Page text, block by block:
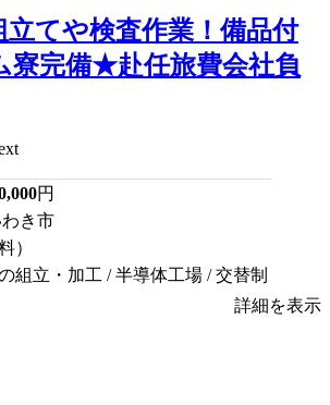
立てや検査作業！備品付
寮完備★赴任旅費会社負
円
き市
）
組立・加工 / 半導体工場 / 交替制
詳細を表示